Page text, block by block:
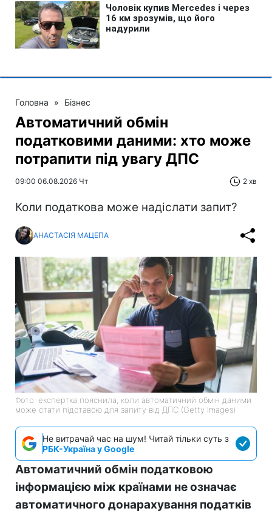
Головна » Бізнес
Автоматичний обмін
податковими даними: хто може
потрапити під увагу ДПС
09:00 06.08.2026 Чт 2 хв
Коли податкова може надіслати запит?
АНАСТАСІЯ МАЦЕПА
Фото: експертка пояснила, коли автоматичний обмін даними
може стати підставою для запиту від ДПС (Getty Images)
Не витрачай час на шум! Читай тільки суть з
РБК-Україна у Google
Автоматичний обмін податковою
інформацією між країнами не означає
автоматичного донарахування податків